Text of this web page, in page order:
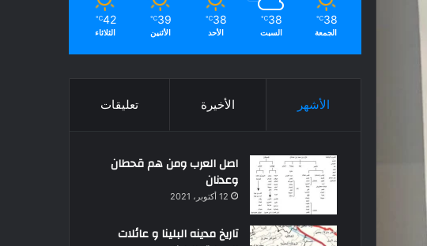
38
℃
الجمعة
38
℃
السبت
38
℃
الأحد
39
℃
الأثنين
42
℃
الثلاثاء
الأشهر الأخيرة تعليقات
اصل العرب ومن هم قحطان
وعدنان
12 أكتوبر، 2021
تاريخ مدينه البلينا و عائلات